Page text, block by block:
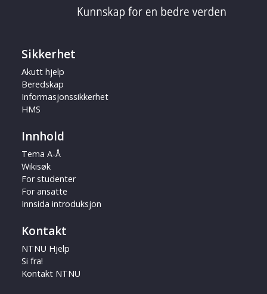
Sikkerhet
Akutt hjelp
Beredskap
Informasjonssikkerhet
HMS
Innhold
Tema A-Å
Wikisøk
For studenter
For ansatte
Innsida introduksjon
Kontakt
NTNU Hjelp
Si fra!
Kontakt NTNU